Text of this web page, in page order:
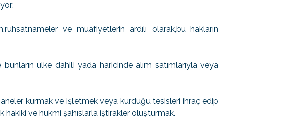
ve muafiyetlerin ardılı olarak,bu hakların
ülke dahili yada haricinde alım satımlarıyla veya
kurmak ve işletmek veya kurduğu tesisleri ihraç edip
ve hükmi şahıslarla iştirakler oluşturmak.